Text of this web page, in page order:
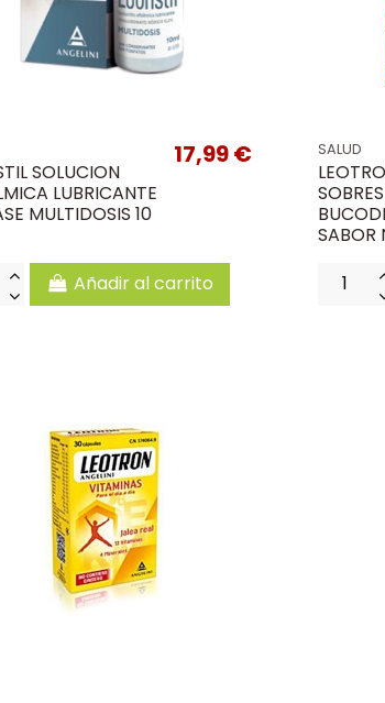
SOLUCION
LUBRICANTE
MULTIDOSIS 10
17,99 €
Añadir al carrito
SALUD
SOBRES
SABOR